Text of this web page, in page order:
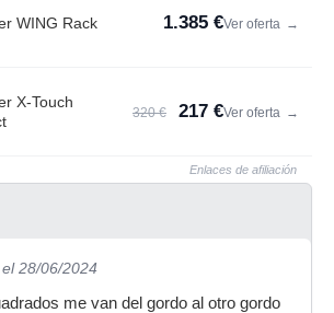
WING Rack 1.385 €Ver oferta →
X-Touch
320 € 217 €Ver oferta →
Enlaces de afiliación
el 28/06/2024
me van del gordo al otro gordo